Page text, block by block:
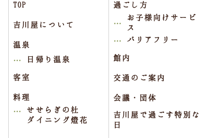
TOP
吉川屋について
温泉
日帰り温泉
客室
料理
せせらぎの杜
ダイニング燈花
過ごし方
お子様向けサービ
ス
バリアフリー
館内
交通のご案内
会議・団体
吉川屋で過ごす特別な
日